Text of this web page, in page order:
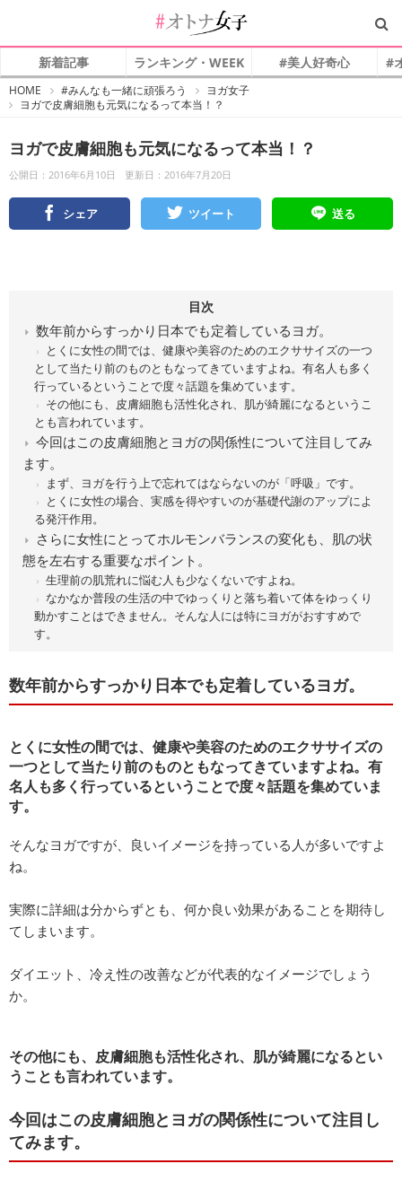
新着記事 ランキング・WEEK #美人好奇心 #
HOME
オ
ト
子
#みんなも一緒に頑張ろう
ヨガ女子
ヨガで皮膚細胞も元気になるって本当！？
ヨガで皮膚細胞も元気になるって本当！？
公開日：2016年6月10日 更新日：2016年7月20日
シェア ツイート 送る
目次
数年前からすっかり日本でも定着しているヨガ。
とくに女性の間では、健康や美容のためのエクササイズの一つ
として当たり前のものともなってきていますよね。有名人も多く
行っているということで度々話題を集めています。
その他にも、皮膚細胞も活性化され、肌が綺麗になるというこ
とも言われています。
今回はこの皮膚細胞とヨガの関係性について注目してみ
ます。
まず、ヨガを行う上で忘れてはならないのが「呼吸」です。
とくに女性の場合、実感を得やすいのが基礎代謝のアップによ
る発汗作用。
さらに女性にとってホルモンバランスの変化も、肌の状
態を左右する重要なポイント。
生理前の肌荒れに悩む人も少なくないですよね。
なかなか普段の生活の中でゆっくりと落ち着いて体をゆっくり
動かすことはできません。そんな人には特にヨガがおすすめで
す。
数年前からすっかり日本でも定着しているヨガ。
とくに女性の間では、健康や美容のためのエクササイズの
一つとして当たり前のものともなってきていますよね。有
名人も多く行っているということで度々話題を集めていま
す。
そんなヨガですが、良いイメージを持っている人が多いですよ
ね。
実際に詳細は分からずとも、何か良い効果があることを期待し
てしまいます。
ダイエット、冷え性の改善などが代表的なイメージでしょう
か。
その他にも、皮膚細胞も活性化され、肌が綺麗になるとい
うことも言われています。
今回はこの皮膚細胞とヨガの関係性について注目し
てみます。